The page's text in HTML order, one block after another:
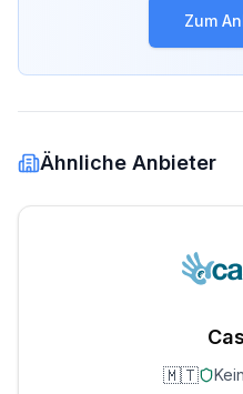
Zum
Ähnliche Anbieter
🇲🇹